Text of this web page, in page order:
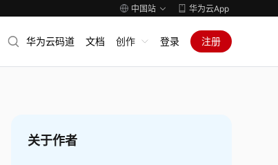
中国站 华为云App
华为云码道 文档 创作 登录 注册
关于作者